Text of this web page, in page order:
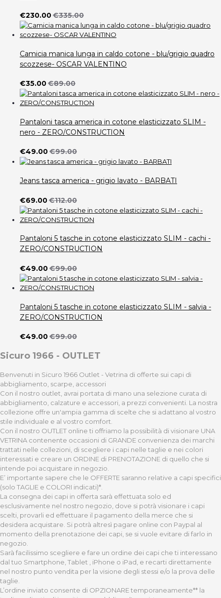
€230.00€335.00
Camicia manica lunga in caldo cotone - blu/grigio quadro
scozzese- OSCAR VALENTINO
€35.00€89.00
Pantaloni tasca america in cotone elasticizzato SLIM -
nero - ZERO/CONSTRUCTION
€49.00€99.00
Jeans tasca america - grigio lavato - BARBATI
€69.00€112.00
Pantaloni 5 tasche in cotone elasticizzato SLIM - cachi -
ZERO/CONSTRUCTION
€49.00€99.00
Pantaloni 5 tasche in cotone elasticizzato SLIM - salvia -
ZERO/CONSTRUCTION
€49.00€99.00
Sicuro 1966 - OUTLET
Benvenuti in Sicuro 1966 Outlet - Vetrina di offerte sui capi di
abbigliamento, scarpe, accessori
Con il nostro outlet, avrai portata di mano una selezione curata di
abbigliamento, calzature e accessori, a prezzi convenienti. La nostra
collezione offre un'ampia gamma di scelte che si adattano al vostro
stile individuale e al vostro comfort.
Con il nostro OUTLET online ti offriamo la possibilità di visionare UNA
VETRINA contenente occasioni di GRANDE convenienza dei marchi
trattati nelle collezioni, di scegliere i capi nelle taglie e nei colori
interessati e creare un ORDINE di PRENOTAZIONE di quello che si
intende poi acquistare in negozio.
E’ importante sapere che le OFFERTE saranno relative a capi specifici
(solo TAGLIE e COLORI indicati)*.
La consegna dei capi in offerta sarà effettuata solo ed
esclusivamente nel nostro negozio, dove si potrà visionare i capi
scelti, provarli ed effettuare il pagamento della merce che si
desidera acquistare. Si potrà altresì pagare online con Paypal al
momento della prenotazione dei capi, se si vuole evitare di farlo in
negozio.
Sarà facilissimo scegliere e fare un ordine dei capi che ti interessano
dal tuo Smartphone, Tablet , iPhone o iPad, e recarti direttamente
nel nostro punto vendita per la visione degli stessi e/o la prova delle
taglie.
L’ordine inviato consente di OPZIONARE temporaneamente** la